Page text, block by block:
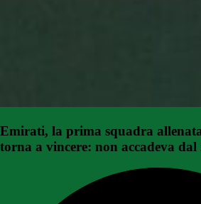
Emirati, la prima squadra
torna a vincere: non accadeva dal